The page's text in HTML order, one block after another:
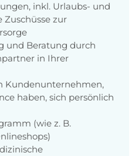
inkl. Urlaubs- und
Zuschüsse zur
und Beratung durch
in Ihrer
Kundenunternehmen,
haben, sich persönlich
(wie z. B.